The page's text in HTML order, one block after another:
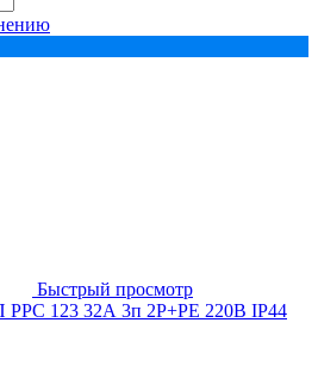
Быстрый просмотр
PPC 123 32А 3п 2Р+РЕ 220В IP44